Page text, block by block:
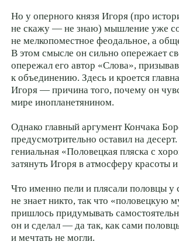
Но у оперного князя Игоря (про
не скажу — не знаю) мышление уже
не мелкопоместное феодальное, а
В этом смысле он сильно опережает
опережал его автор «Слова»,
к объединению. Здесь и кроется
Игоря — причина того, почему он
мире инопланетянином.
Однако главный аргумент Кончака
предусмотрительно оставил на
гениальная «Половецкая пляска с
затянуть Игоря в атмосферу красоты
Что именно пели и плясали половцы у
не знает никто, так что «половецкую
пришлось придумывать
он и сделал — да так, как сами
и мечтать не могли.